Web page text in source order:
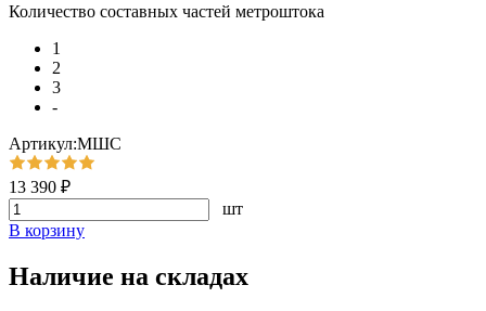
Количество составных частей метроштока
1
2
3
-
Артикул:МШС
13 390 ₽
шт
В корзину
Наличие на складах